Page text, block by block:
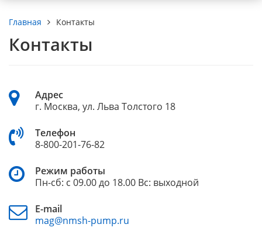
Главная Контакты
Контакты
Адрес
г. Москва, ул. Льва Толстого 18
Телефон
8-800-201-76-82
Режим работы
Пн-сб: с 09.00 до 18.00 Вс: выходной
E-mail
mag@nmsh-pump.ru